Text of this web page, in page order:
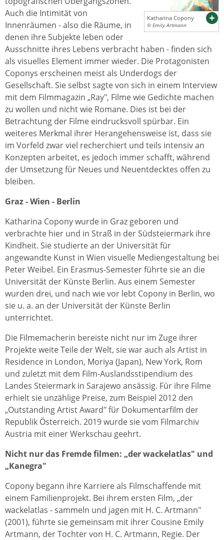
Katharina Copony
© Emily Artmann
Auch die Intimität von
Innenräumen - also die Räume, in
denen ihre Subjekte leben oder
Ausschnitte ihres Lebens verbracht haben - finden sich
als visuelles Element immer wieder. Die Protagonisten
Coponys erscheinen meist als Underdogs der
Gesellschaft. Sie selbst sagte von sich in einem Interview
mit dem Filmmagazin „Ray", Filme wie Gedichte machen
zu wollen und nicht wie Romane. Dies ist bei der
Betrachtung der Filme eindrucksvoll spürbar. Ein
weiteres Merkmal ihrer Herangehensweise ist, dass sie
im Vorfeld zwar viel recherchiert und teils intensiv an
Konzepten arbeitet, es jedoch immer schafft, während
der Umsetzung für Neues und Neuentdecktes offen zu
bleiben.
Graz - Wien - Berlin
Katharina Copony wurde in Graz geboren und
verbrachte hier und in Straß in der Südsteiermark ihre
Kindheit. Sie studierte an der Universität für
angewandte Kunst in Wien visuelle Mediengestaltung bei
Peter Weibel. Ein Erasmus-Semester führte sie an die
Universität der Künste Berlin. Aus einem Semester
wurden drei, und nach wie vor lebt Copony in Berlin, wo
sie u. a. an der Universität der Künste Berlin
unterrichtet.
Die Filmemacherin bereiste nicht nur im Zuge ihrer
Projekte weite Teile der Welt, sie war auch als Artist in
Residence in London, Moriya (Japan), New York, Rom
und zuletzt mit dem Film-Auslandsstipendium des
Landes Steiermark in Sarajewo ansässig. Für ihre Filme
erhielt sie unzählige Preise, zum Beispiel 2012 den
„Outstanding Artist Award" für Dokumentarfilm der
Republik Österreich. 2019 wurde sie vom Filmarchiv
Austria mit einer Werkschau geehrt.
Nicht nur das Fremde filmen: „der wackelatlas" und
„Kanegra"
Copony begann ihre Karriere als Filmschaffende mit
einem Familienprojekt. Bei ihrem ersten Film, „der
wackelatlas - sammeln und jagen mit H. C. Artmann"
(2001), führte sie gemeinsam mit ihrer Cousine Emily
Artmann, der Tochter von H. C. Artmann, Regie. Der